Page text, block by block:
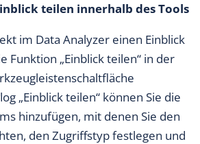
teilen innerhalb des Tools
im Data Analyzer einen Einblick
Funktion „Einblick teilen“ in der
„Einblick teilen“ können Sie die
hinzufügen, mit denen Sie den
den Zugriffstyp festlegen und